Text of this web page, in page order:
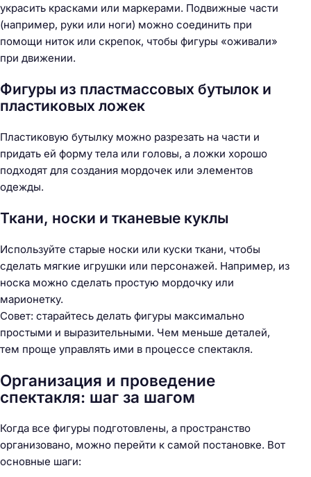
украсить красками или маркерами. Подвижные части
(например, руки или ноги) можно соединить при
помощи ниток или скрепок, чтобы фигуры «оживали»
при движении.
Фигуры из пластмассовых бутылок и
пластиковых ложек
Пластиковую бутылку можно разрезать на части и
придать ей форму тела или головы, а ложки хорошо
подходят для создания мордочек или элементов
одежды.
Ткани, носки и тканевые куклы
Используйте старые носки или куски ткани, чтобы
сделать мягкие игрушки или персонажей. Например, из
носка можно сделать простую мордочку или
марионетку.
Совет: старайтесь делать фигуры максимально
простыми и выразительными. Чем меньше деталей,
тем проще управлять ими в процессе спектакля.
Организация и проведение
спектакля: шаг за шагом
Когда все фигуры подготовлены, а пространство
организовано, можно перейти к самой постановке. Вот
основные шаги: